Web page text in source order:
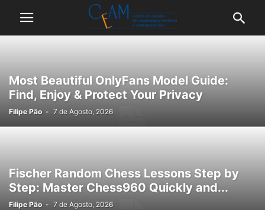
Most Beautiful OnlyFans Model Guide:
Find, Enjoy & Protect Your Privacy
Filipe Pão - 7 de Agosto, 2026
Fischer Random Chess Lessons Step by
Step: Master Chess960 Quickly and...
Filipe Pão - 7 de Agosto, 2026